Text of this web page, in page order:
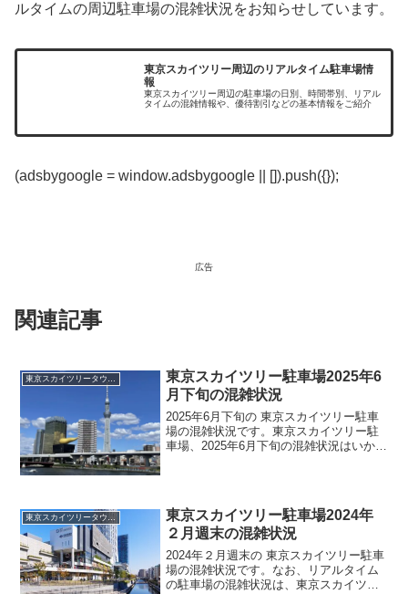
ルタイムの周辺駐車場の混雑状況をお知らせしています。
東京スカイツリー周辺のリアルタイム駐車場情
報
東京スカイツリー周辺の駐車場の日別、時間帯別、リアル
タイムの混雑情報や、優待割引などの基本情報をご紹介
(adsbygoogle = window.adsbygoogle || []).push({});
広告
関連記事
東京スカイツリー駐車場2025年6
月下旬の混雑状況
2025年6月下旬の 東京スカイツリー駐車
場の混雑状況です。東京スカイツリー駐
車場、2025年6月下旬の混雑状況はいかが
リータ...
東京スカイツリータウン駐車場
東京スカイツリー駐車場2024年
２月週末の混雑状況
2024年２月週末の 東京スカイツリー駐車
場の混雑状況です。なお、リアルタイム
の駐車場の混雑状況は、東京スカイツリ